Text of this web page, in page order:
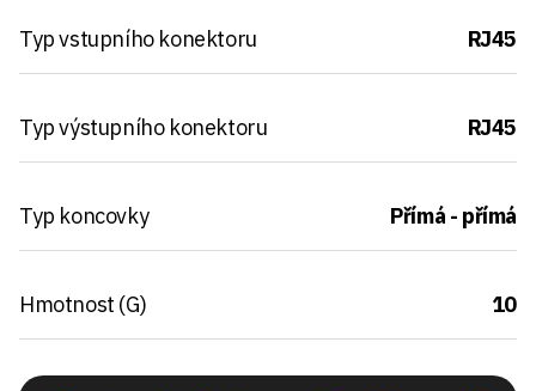
Typ vstupního konektoru RJ45
Typ výstupního konektoru RJ45
Typ koncovky Přímá - přímá
Hmotnost (G) 10